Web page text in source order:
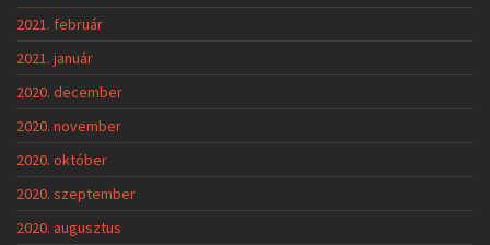
2021. február
2021. január
2020. december
2020. november
2020. október
2020. szeptember
2020. augusztus